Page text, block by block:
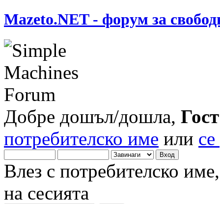
Mazeto.NET - форум за
Добре дошъл/дошла, Гост
потребителско име или
Влез с потребителско
на сесията